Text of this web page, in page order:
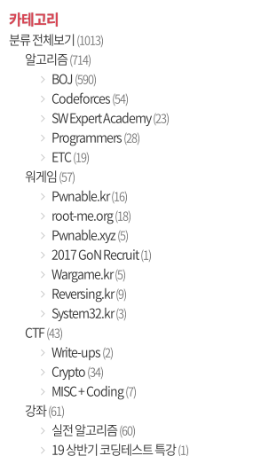
카테고리
분류 전체보기(1013)
알고리즘(714)
BOJ (590)
Codeforces(54)
SW Expert Academy(23)
Programmers(28)
ETC(19)
워게임(57)
Pwnable.kr(16)
root-me.org(18)
Pwnable.xyz(5)
2017 GoN Recruit(1)
Wargame.kr(5)
Reversing.kr(9)
System32.kr(3)
CTF(43)
Write-ups(2)
Crypto(34)
MISC + Coding(7)
강좌(61)
실전 알고리즘(60)
19 상반기 코딩테스트 특강(1)